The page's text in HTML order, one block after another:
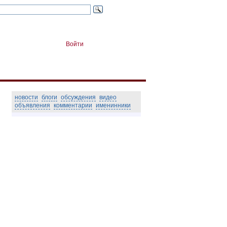
Войти
новости блоги обсуждения видео
объявления комментарии именинники